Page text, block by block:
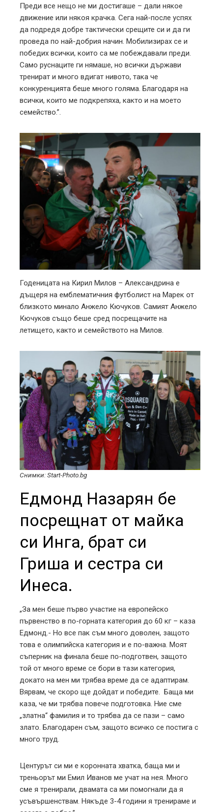
Преди все нещо не ми достигаше – дали някое
движение или някоя крачка. Сега най-после успях
да подредя добре тактически срещите си и да ги
проведа по най-добрия начин. Мобилизирах се и
победих всички, които са ме побеждавали преди.
Само руснаците ги нямаше, но всички държави
тренират и много вдигат нивото, така че
конкуренцията беше много голяма. Благодаря на
всички, които ме подкрепяха, както и на моето
семейство.”.
Годеницата на Кирил Милов – Александрина е
дъщеря на емблематичния футболист на Марек от
близкото минало Анжело Кючуков. Самият Анжело
Кючуков също беше сред посрещачите на
летището, както и семейството на Милов.
Снимки: Start-Photo.bg
Едмонд Назарян бе
посрещнат от майка
си Инга, брат си
Гриша и сестра си
Инеса.
„За мен беше първо участие на европейско
първенство в по-горната категория до 60 кг – каза
Едмонд.- Но все пак съм много доволен, защото
това е олимпийска категория и е по-важна. Моят
съперник на финала беше по-подготвен, защото
той от много време се бори в тази категория,
докато на мен ми трябва време да се адаптирам.
Вярвам, че скоро ще дойдат и победите. Баща ми
каза, че ми трябва повече подготовка. Ние сме
„златна“ фамилия и то трябва да се пази – само
злато. Благодарен съм, защото всичко се постига с
много труд.
Центурът си ми е коронната хватка, баща ми и
треньорът ми Емил Иванов ме учат на нея. Много
сме я тренирали, двамата са ми помогнали да я
усъвършенствам. Някъде 3-4 години я тренираме и